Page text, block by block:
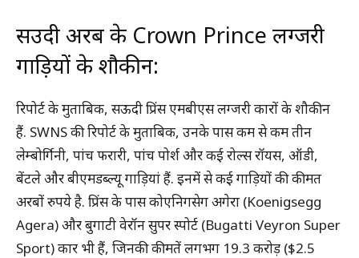
सउदी अरब के Crown Prince लग्जरी
गाड़ियों के शौकीन:
रिपोर्ट के मुताबिक, सऊदी प्रिंस एमबीएस लग्जरी कारों के शौकीन
हैं. SWNS की रिपोर्ट के मुताबिक, उनके पास कम से कम तीन
लेम्बोर्गिनी, पांच फरारी, पांच पोर्श और कई रोल्स रॉयस, ऑडी,
बेंटले और बीएमडब्ल्यू गाड़ियां हैं. इनमें से कई गाड़ियों की कीमत
अरबों रुपये है. प्रिंस के पास कोएनिगसेग अगेरा (Koenigsegg
Agera) और बुगाटी वेरॉन सुपर स्पोर्ट (Bugatti Veyron Super
Sport) कार भी हैं, जिनकी कीमतें लगभग 19.3 करोड़ ($2.5